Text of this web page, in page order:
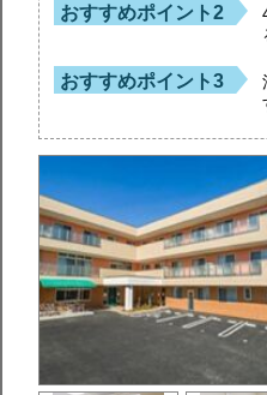
おすすめポイント2
おすすめポイント3